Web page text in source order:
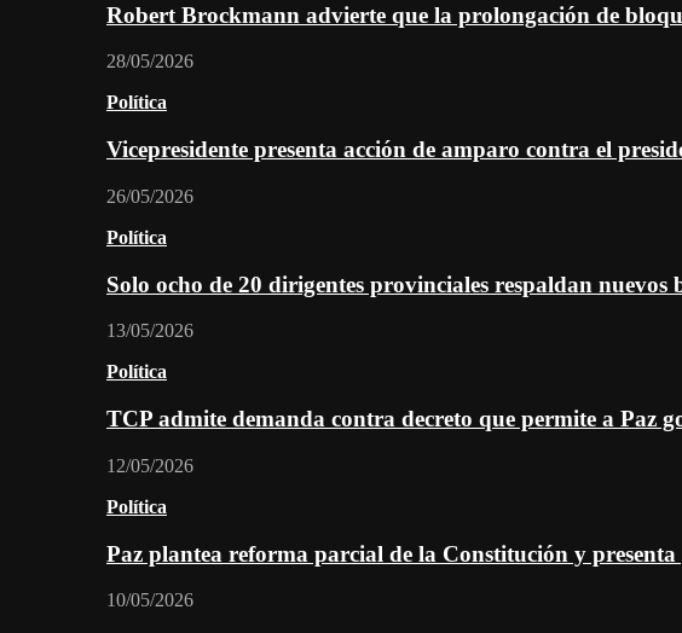
Robert Brockmann advierte que la prolongación de
28/05/2026
Política
Vicepresidente presenta acción de amparo contra el
26/05/2026
Política
Solo ocho de 20 dirigentes provinciales respaldan
13/05/2026
Política
TCP admite demanda contra decreto que permite a Paz
12/05/2026
Política
Paz plantea reforma parcial de la Constitución y
10/05/2026